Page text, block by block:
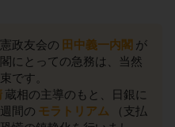
政友会の 田中義一内閣 が
にとっての急務は、当然
です。
蔵相の主導のもと、日銀に
間の モラトリアム
（支払